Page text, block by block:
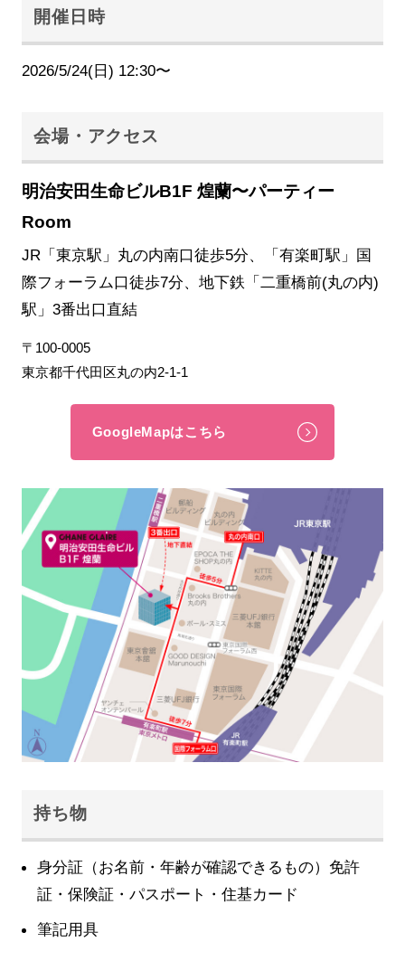
開催日時
2026/5/24(日) 12:30〜
会場・アクセス
明治安田生命ビルB1F 煌蘭〜パーティー
Room
JR「東京駅」丸の内南口徒歩5分、「有楽町駅」国
際フォーラム口徒歩7分、地下鉄「二重橋前(丸の内)
駅」3番出口直結
〒100-0005
東京都千代田区丸の内2-1-1
GoogleMapはこちら
持ち物
身分証（お名前・年齢が確認できるもの）免許
証・保険証・パスポート・住基カード
筆記用具